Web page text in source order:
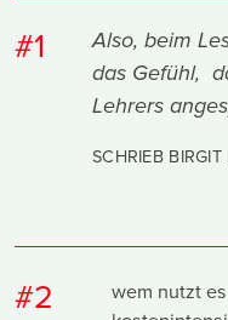
#1
Also, beim
das Gefühl,
Lehrers
SCHRIEB
#2
wem nutzt